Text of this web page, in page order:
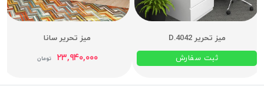
میز تحریر D.4042
ثبت سفارش
میز تحریر سانا
۲۳,۹۴۰,۰۰۰ تومان